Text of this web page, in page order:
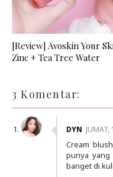
[Review] Avoskin Your
Zinc + Tea Tree Water
3 Komentar:
DYN JUMAT,
Cream
punya yang
banget di